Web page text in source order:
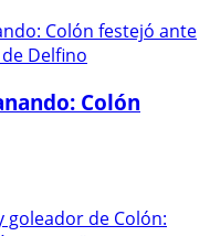
Colón